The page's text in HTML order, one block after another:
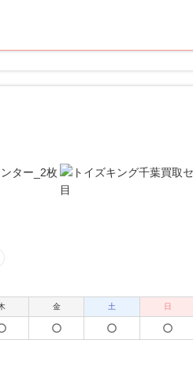
金 土 日